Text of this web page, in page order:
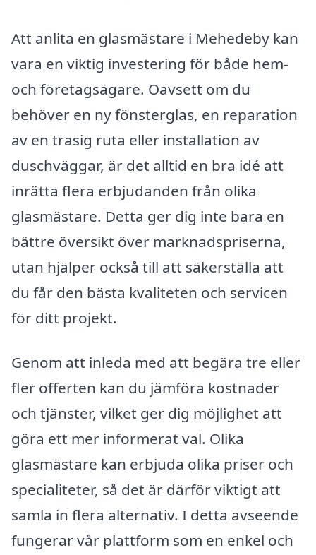
Att anlita en glasmästare i Mehedeby kan
vara en viktig investering för både hem-
och företagsägare. Oavsett om du
behöver en ny fönsterglas, en reparation
av en trasig ruta eller installation av
duschväggar, är det alltid en bra idé att
inrätta flera erbjudanden från olika
glasmästare. Detta ger dig inte bara en
bättre översikt över marknadspriserna,
utan hjälper också till att säkerställa att
du får den bästa kvaliteten och servicen
för ditt projekt.
Genom att inleda med att begära tre eller
fler offerten kan du jämföra kostnader
och tjänster, vilket ger dig möjlighet att
göra ett mer informerat val. Olika
glasmästare kan erbjuda olika priser och
specialiteter, så det är därför viktigt att
samla in flera alternativ. I detta avseende
fungerar vår plattform som en enkel och